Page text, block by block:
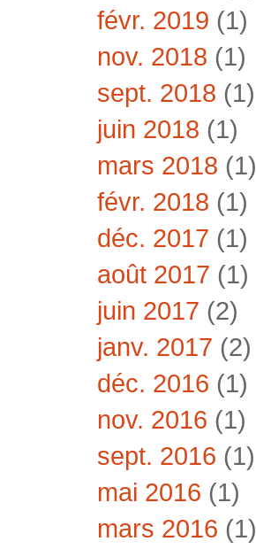
févr. 2019 (1)
nov. 2018 (1)
sept. 2018 (1)
juin 2018 (1)
mars 2018 (1)
févr. 2018 (1)
déc. 2017 (1)
août 2017 (1)
juin 2017 (2)
janv. 2017 (2)
déc. 2016 (1)
nov. 2016 (1)
sept. 2016 (1)
mai 2016 (1)
mars 2016 (1)